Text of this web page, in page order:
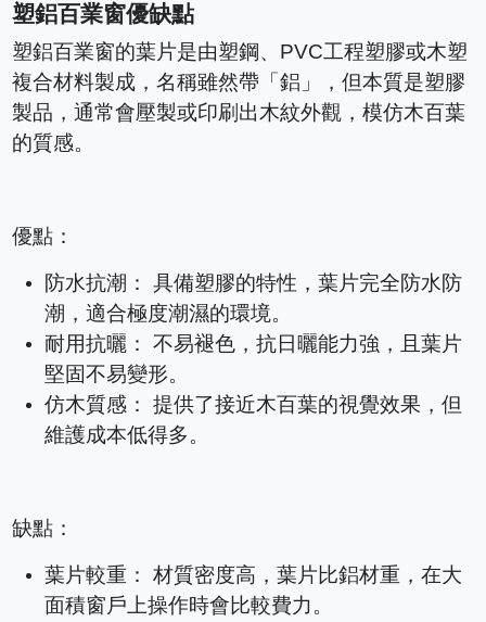
塑鋁百業窗優缺點
塑鋁百業窗的葉片是由塑鋼、PVC工程塑膠或木塑
複合材料製成，名稱雖然帶「鋁」，但本質是塑膠
製品，通常會壓製或印刷出木紋外觀，模仿木百葉
的質感。
優點：
防水抗潮： 具備塑膠的特性，葉片完全防水防
潮，適合極度潮濕的環境。
耐用抗曬： 不易褪色，抗日曬能力強，且葉片
堅固不易變形。
仿木質感： 提供了接近木百葉的視覺效果，但
維護成本低得多。
缺點：
葉片較重： 材質密度高，葉片比鋁材重，在大
面積窗戶上操作時會比較費力。